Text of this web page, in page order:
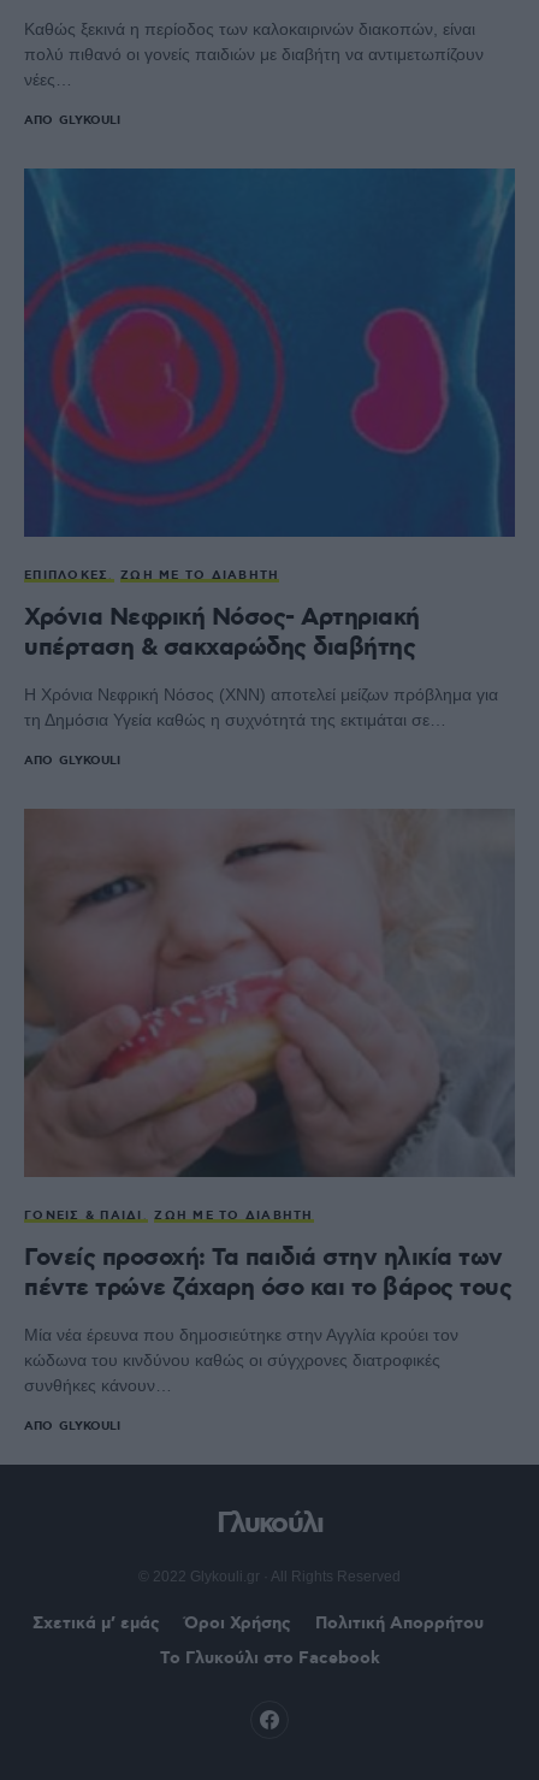
Καθώς ξεκινά η περίοδος των καλοκαιρινών διακοπών, είναι
πολύ πιθανό οι γονείς παιδιών με διαβήτη να αντιμετωπίζουν
νέες…
ΑΠΌ GLYKOULI
ΕΠΙΠΛΟΚΈΣ ΖΩΉ ΜΕ ΤΟ ΔΙΑΒΉΤΗ
Χρόνια Νεφρική Νόσος- Αρτηριακή
υπέρταση & σακχαρώδης διαβήτης
Η Χρόνια Νεφρική Νόσος (ΧΝΝ) αποτελεί μείζων πρόβλημα για
τη Δημόσια Υγεία καθώς η συχνότητά της εκτιμάται σε…
ΑΠΌ GLYKOULI
ΓΟΝΕΊΣ & ΠΑΙΔΊ ΖΩΉ ΜΕ ΤΟ ΔΙΑΒΉΤΗ
Γονείς προσοχή: Τα παιδιά στην ηλικία των
πέντε τρώνε ζάχαρη όσο και το βάρος τους
Μία νέα έρευνα που δημοσιεύτηκε στην Αγγλία κρούει τον
κώδωνα του κινδύνου καθώς οι σύγχρονες διατροφικές
συνθήκες κάνουν…
ΑΠΌ GLYKOULI
Γλυκούλι
© 2022 Glykouli.gr · All Rights Reserved
Σχετικά μ’ εμάς Όροι Χρήσης
Πολιτική Απορρήτου
Το Γλυκούλι στο Facebook